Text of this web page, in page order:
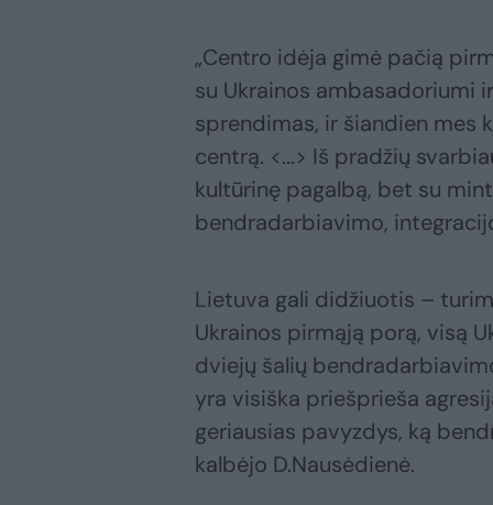
„Centro idėja gimė pačią
su Ukrainos ambasadoriumi
sprendimas, ir šiandien mes
centrą. <...> Iš pradžių
kultūrinę pagalbą, bet su
bendradarbiavimo,
Lietuva gali didžiuotis –
Ukrainos pirmąją porą, visą
dviejų šalių
yra visiška priešprieša
geriausias pavyzdys, ką
kalbėjo D.Nausėdienė.